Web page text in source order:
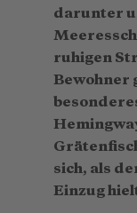
darunter
ruhigen
Bewohner
sich, als
Einzug